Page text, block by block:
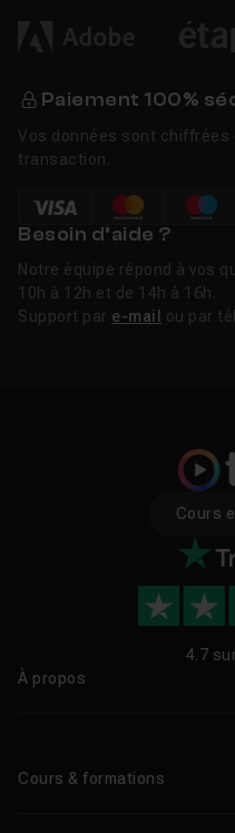
Paiement 100%
Vos données sont
transaction.
Besoin d’aide ?
Notre équipe répond à vos
10h à 12h et de 14h à 16h.
Support par e-mail ou par
Cours
4.7 sur
À propos
Cours & formations